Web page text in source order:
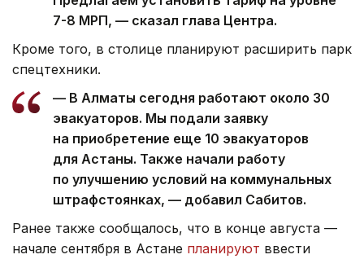
7-8 МРП, — сказал глава Центра.
Кроме того, в столице планируют расширить парк
спецтехники.
— В Алматы сегодня работают около 30
эвакуаторов. Мы подали заявку
на приобретение еще 10 эвакуаторов
для Астаны. Также начали работу
по улучшению условий на коммунальных
штрафстоянках, — добавил Сабитов.
Ранее также сообщалось, что в конце августа —
начале сентября в Астане планируют ввести